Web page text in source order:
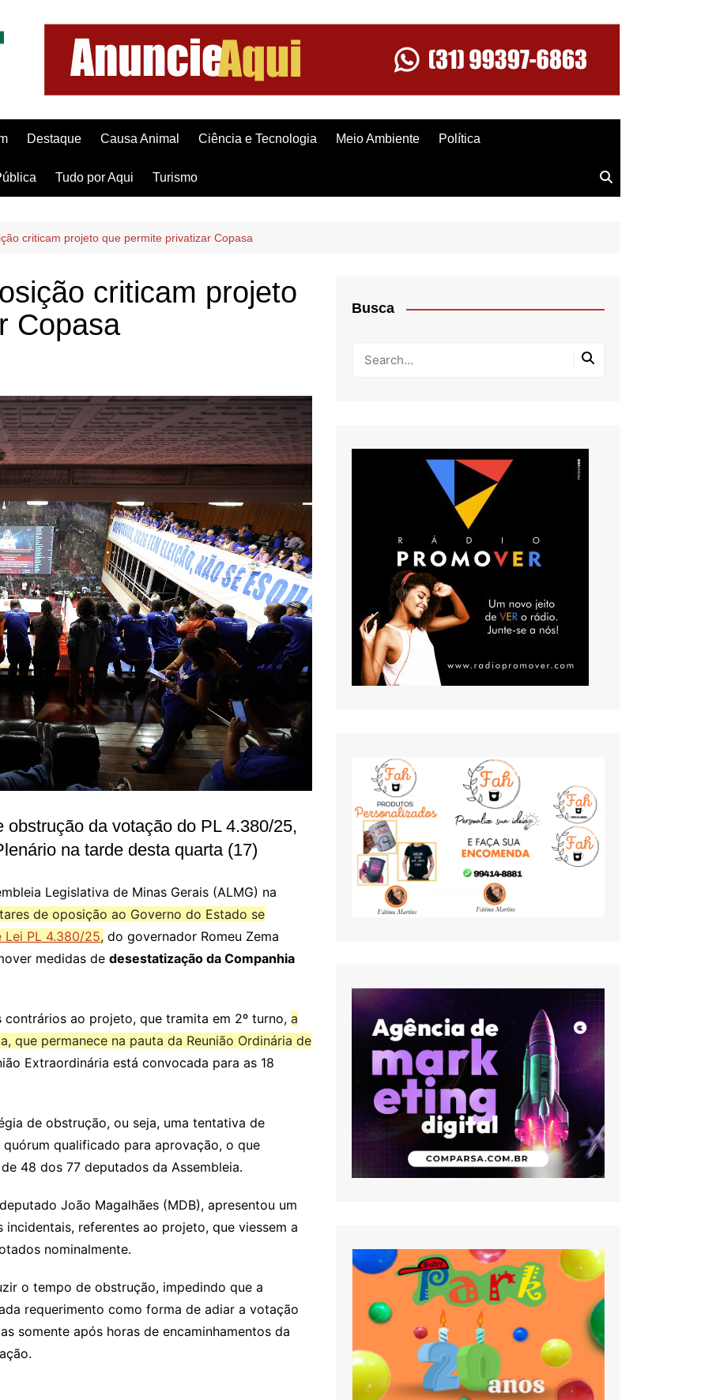
Destaque Causa Animal Ciência e Tecnologia Meio Ambiente Política
Tudo por Aqui Turismo
criticam projeto que permite privatizar Copasa
criticam projeto
Copasa
da votação do PL 4.380/25,
na tarde desta quarta (17)
Legislativa de Minas Gerais (ALMG) na
de oposição ao Governo do Estado se
Lei PL 4.380/25, do governador Romeu Zema
medidas de desestatização da Companhia
ao projeto, que tramita em 2º turno, a
que permanece na pauta da Reunião Ordinária de
Extraordinária está convocada para as 18
de obstrução, ou seja, uma tentativa de
qualificado para aprovação, o que
48 dos 77 deputados da Assembleia.
João Magalhães (MDB), apresentou um
referentes ao projeto, que viessem a
nominalmente.
o tempo de obstrução, impedindo que a
requerimento como forma de adiar a votação
somente após horas de encaminhamentos da
Busca